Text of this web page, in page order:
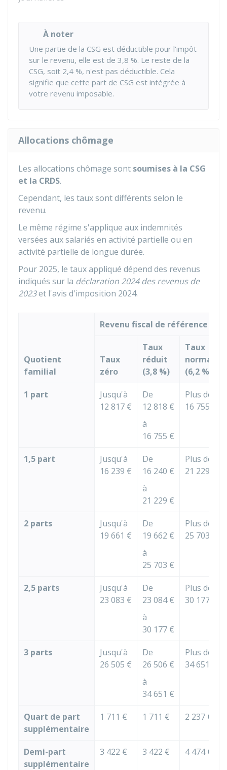
À noter
Une partie de la CSG est déductible pour l'impôt
sur le revenu, elle est de 3,8 %. Le reste de la
CSG, soit 2,4 %, n'est pas déductible. Cela
signifie que cette part de CSG est intégrée à
votre revenu imposable.
Allocations chômage
Les allocations chômage sont soumises à la CSG
et la CRDS.
Cependant, les taux sont différents selon le
revenu.
Le même régime s'applique aux indemnités
versées aux salariés en activité partielle ou en
activité partielle de longue durée.
Pour 2025, le taux appliqué dépend des revenus
indiqués sur la déclaration 2024 des revenus de
2023et l'avis d'imposition 2024.
Quotient
familial
Revenu fiscal de référence
Taux
zéro
Taux
réduit
(3,8 %)
Taux
normal
(6,2 %
1 part
Jusqu'à
12 817 €
De
12 818 €
à
16 755 €
Plus de
16 755 €
1,5 part
Jusqu'à
16 239 €
De
16 240 €
à
21 229 €
Plus de
21 229 €
2 parts
Jusqu'à
19 661 €
De
19 662 €
à
25 703 €
Plus de
25 703 €
2,5 parts
Jusqu'à
23 083 €
De
23 084 €
à
30 177 €
Plus de
30 177 €
3 parts
Jusqu'à
26 505 €
De
26 506 €
à
34 651 €
Plus de
34 651 €
Quart de part
supplémentaire
1 711 € 1 711 € 2 237 €
Demi-part
supplémentaire
3 422 € 3 422 € 4 474 €